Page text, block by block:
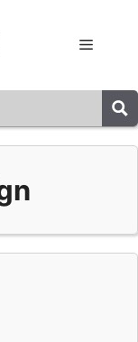
Menü